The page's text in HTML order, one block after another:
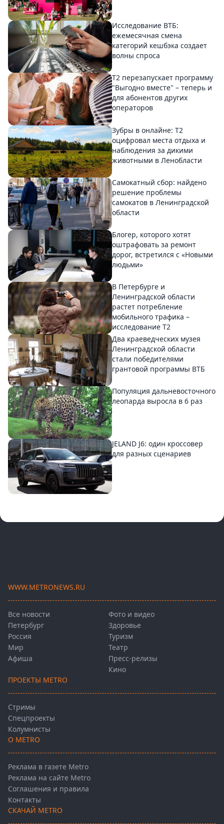
Исследование ВТБ:
ежемесячная смена
категорий кешбэка создает
волны спроса
Т2 перезапускает программу
"Выгодно вместе" – теперь и
для абонентов других
операторов
Зубры в онлайне: Т2
оцифровал места отдыха и
наблюдения за дикими
животными в Ленобласти
Самокатный сбор: найдено
решение проблемы
самокатов в Ленинградской
области
Блогер, которого хотят
оштрафовать за ремонт
дорог, встретился с «Новыми
людьми»
В Петербурге и
Ленинградской области
растет потребление
мобильного трафика –
исследование T2
Два краеведческих музея
Ленинградской области
стали победителями
грантовой программы ВТБ
Популяция дальневосточного
леопарда выросла в 6 раз
JELAND J6: один кроссовер
для разных сценариев
WWW.METRONEWS.RU
Все новости
Петербург
Россия
Мир
Афиша
Фото и видео
Здоровье
Туризм
Театр
Пресс-релизы
Кино
ПРОЕКТЫ METRO
Стримы
Спецпроекты
Колумнисты
О METRO
Реклама в газете Metro
Реклама на сайте Metro
Соглашения и правила
Контакты
СКАЧАЙ METRO